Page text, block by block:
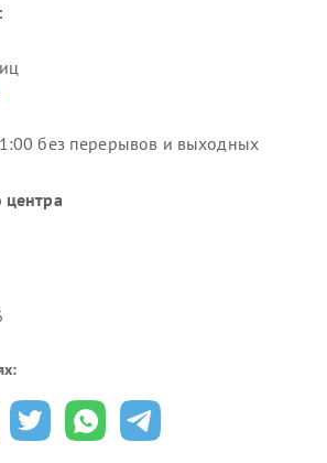
без перерывов и выходных
центра